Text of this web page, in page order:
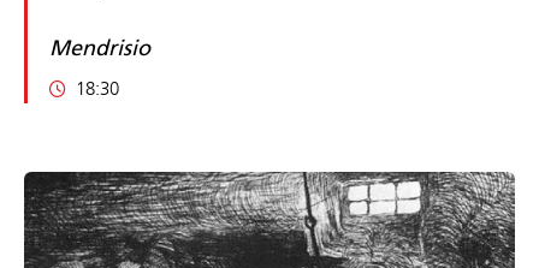
Mendrisio
18:30